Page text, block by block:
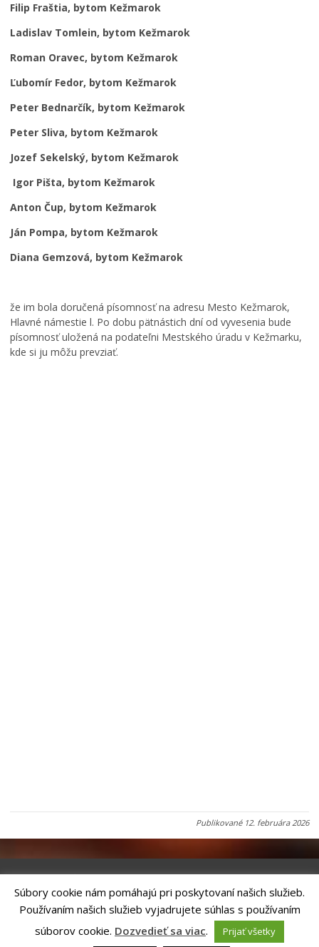
Filip Fraštia, bytom Kežmarok
Ladislav Tomlein, bytom Kežmarok
Roman Oravec, bytom Kežmarok
Ľubomír Fedor, bytom Kežmarok
Peter Bednarčík, bytom Kežmarok
Peter Sliva, bytom Kežmarok
Jozef Sekelský, bytom Kežmarok
Igor Pišta, bytom Kežmarok
Anton Čup, bytom Kežmarok
Ján Pompa, bytom Kežmarok
Diana Gemzová, bytom Kežmarok
že im bola doručená písomnosť na adresu Mesto Kežmarok,
Hlavné námestie l. Po dobu pätnástich dní od vyvesenia bude
písomnosť uložená na podateľni Mestského úradu v Kežmarku,
kde si ju môžu prevziať.
Publikované 12. februára 2026
Riešenie ANTIK SMART CITY
| Technický prevádzkovateľ – MVI
Technology, s.r.o.
Správca webového sídla: Mesto Kežmarok, Hlavné námestie, 060 01
Kežmarok, tel.: +421524660111
Súbory cookie nám pomáhajú pri poskytovaní našich služieb.
Používaním našich služieb vyjadrujete súhlas s používaním
súborov cookie. Dozvedieť sa viac. Prijať všetky